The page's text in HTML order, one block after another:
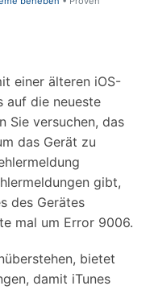
einer älteren iOS-
auf die neueste
Sie versuchen, das
das Gerät zu
gibt,
des Gerätes
mal um Error 9006.
bietet
damit iTunes